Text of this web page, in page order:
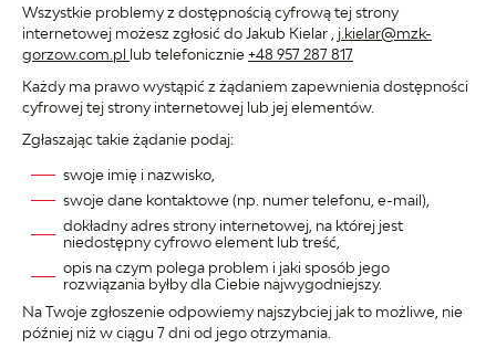
Wszystkie problemy z dostępnością cyfrową tej strony
internetowej możesz zgłosić doJakub Kielar
j.kielar@mzk-
gorzow.com.pl lub telefonicznie+48 957 287 817
Każdy ma prawo wystąpić z żądaniem zapewnienia dostępności
cyfrowej tej strony internetowej lub jej elementów.
Zgłaszając takie żądanie podaj:
swoje imię i nazwisko,
swoje dane kontaktowe (np. numer telefonu, e-mail),
dokładny adres strony internetowej, na której jest
niedostępny cyfrowo element lub treść,
opis na czym polega problem i jaki sposób jego
rozwiązania byłby dla Ciebie najwygodniejszy.
Na Twoje zgłoszenie odpowiemy najszybciej jak to możliwe, nie
później niż w ciągu 7 dni od jego otrzymania.